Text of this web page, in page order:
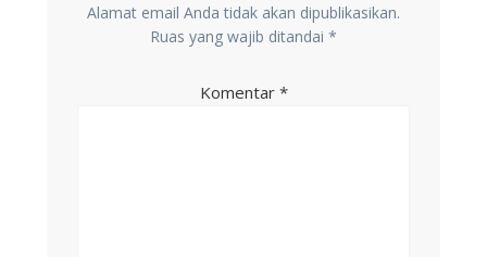
Alamat email Anda tidak akan dipublikasikan.
Ruas yang wajib ditandai *
Komentar *